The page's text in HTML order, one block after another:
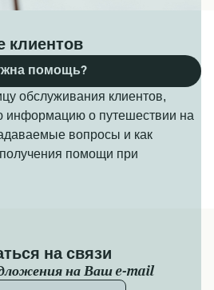
клиентов
обслуживания клиентов,
информацию о путешествии на
вопросы и как
помощи при
помощь?
на связи
на Ваш e-mail